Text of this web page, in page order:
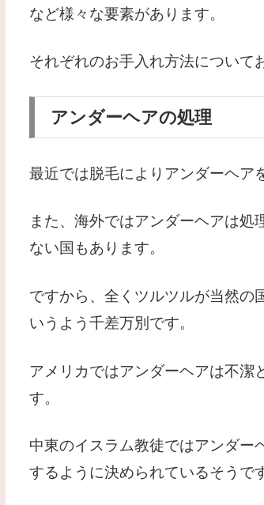
など様々な要素があります。
それぞれのお手入れ方法について
アンダーヘアの処理
最近では脱毛によりアンダーヘア
また、海外ではアンダーヘアは処
ない国もあります。
ですから、全くツルツルが当然の
いうよう千差万別です。
アメリカではアンダーヘアは不潔
す。
中東のイスラム教徒ではアンダー
するように決められているそうで